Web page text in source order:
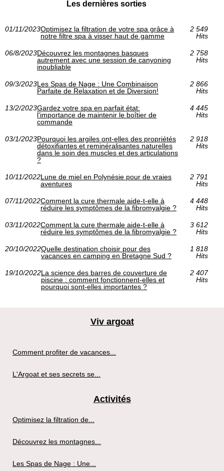
Les dernières sorties
01/11/2023Optimisez la filtration de votre spa grâce à
notre filtre spa à visser haut de gamme
2 549
Hits
06/8/2023Découvrez les montagnes basques
autrement avec une session de canyoning
inoubliable
2 758
Hits
09/3/2023Les Spas de Nage : Une Combinaison
Parfaite de Relaxation et de Diversion!
2 866
Hits
13/2/2023Gardez votre spa en parfait état:
l'importance de maintenir le boîtier de
commande
4 445
Hits
03/1/2023Pourquoi les argiles ont-elles des propriétés
détoxifiantes et reminéralisantes naturelles
dans le soin des muscles et des articulations
?
2 918
Hits
10/11/2022Lune de miel en Polynésie pour de vraies
aventures
2 791
Hits
07/11/2022Comment la cure thermale aide-t-elle à
réduire les symptômes de la fibromyalgie ?
4 448
Hits
03/11/2022Comment la cure thermale aide-t-elle à
réduire les symptômes de la fibromyalgie ?
3 612
Hits
20/10/2022Quelle destination choisir pour des
vacances en camping en Bretagne Sud ?
1 818
Hits
19/10/2022La science des barres de couverture de
piscine : comment fonctionnent-elles et
pourquoi sont-elles importantes ?
2 407
Hits
Viv argoat
Comment profiter de vacances...
L'Argoat et ses secrets se...
Activités
Optimisez la filtration de...
Découvrez les montagnes...
Les Spas de Nage : Une...